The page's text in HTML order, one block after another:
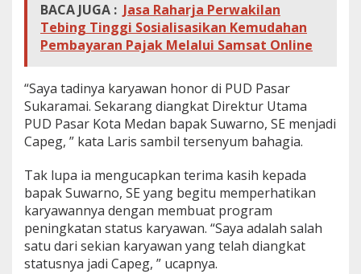
a
G
l
a
l
BACA JUGA : Jasa Raharja Perwakilan
Tebing Tinggi Sosialisasikan Kemudahan
Pembayaran Pajak Melalui Samsat Online
“Saya tadinya karyawan honor di PUD Pasar
Sukaramai. Sekarang diangkat Direktur Utama
PUD Pasar Kota Medan bapak Suwarno, SE menjadi
Capeg, ” kata Laris sambil tersenyum bahagia.
Tak lupa ia mengucapkan terima kasih kepada
bapak Suwarno, SE yang begitu memperhatikan
karyawannya dengan membuat program
peningkatan status karyawan. “Saya adalah salah
satu dari sekian karyawan yang telah diangkat
statusnya jadi Capeg, ” ucapnya.